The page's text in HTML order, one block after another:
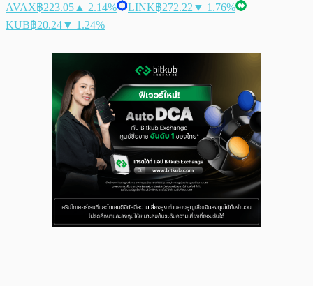
AVAX฿223.05 ▲ 2.14% LINK฿272.22 ▼ 1.76%
KUB฿20.24▼ 1.24%